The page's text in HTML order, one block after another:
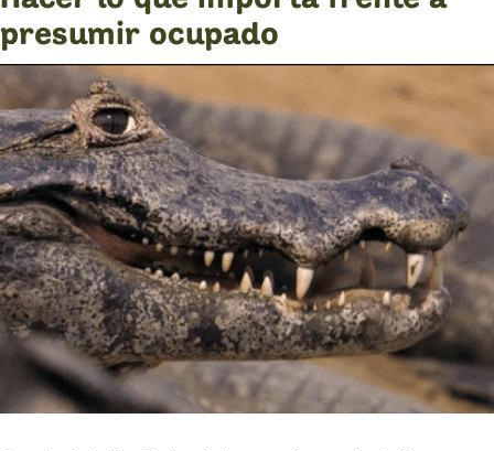
presumir ocupado